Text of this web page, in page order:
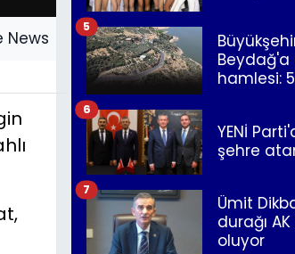
Beydağ'a
hamlesi:
5
YENİ
şehre
6
Ümit
durağı
oluyor
7